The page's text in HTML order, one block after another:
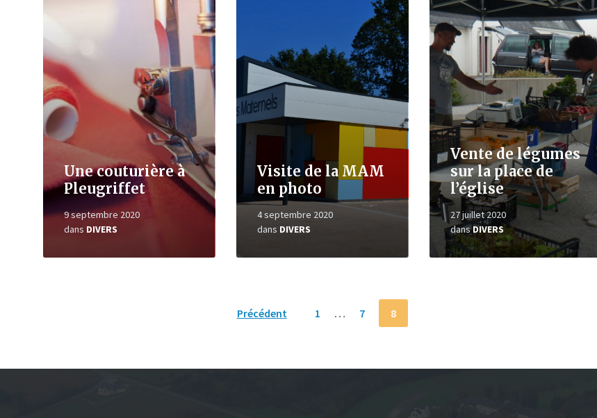
Une couturière à
Pleugriffet
9 septembre 2020
dans DIVERS
la
Visite de la MAM
en photo
4 septembre 2020
dans DIVERS
Vente de légumes
sur la place de
l’église
27 juillet 2020
dansDIVERS
la
suite
articles
Précédent 1 … 7 8